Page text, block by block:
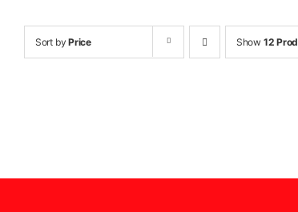
Sort byPrice Show 12